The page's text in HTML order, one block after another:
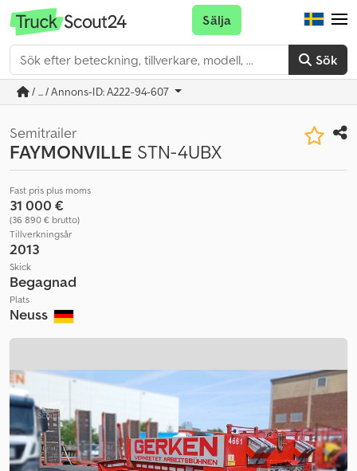
Sök
Sälja
/ ... / Annons-ID: A222-94-607
Semitrailer
FAYMONVILLE STN-4UBX
Fast pris plus moms
31 000 €
(36 890 € brutto)
Tillverkningsår
2013
Skick
Begagnad
Plats
Neuss